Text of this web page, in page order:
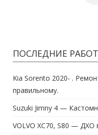
ПОСЛЕДНИЕ
Kia Sorento 2020- .
правильному.
Suzuki Jimny 4 —
VOLVO XC70, S80 —